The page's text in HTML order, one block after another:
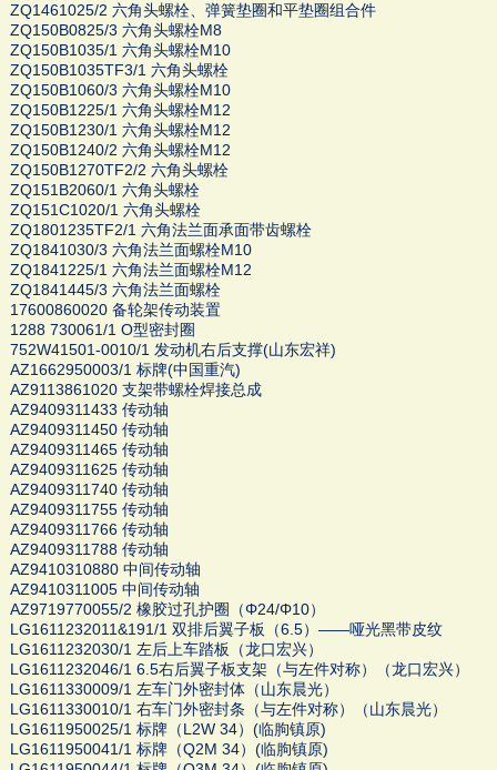
ZQ1461025/2 六角头螺栓、弹簧垫圈和平垫圈组合件
ZQ150B0825/3 六角头螺栓M8
ZQ150B1035/1 六角头螺栓M10
ZQ150B1035TF3/1 六角头螺栓
ZQ150B1060/3 六角头螺栓M10
ZQ150B1225/1 六角头螺栓M12
ZQ150B1230/1 六角头螺栓M12
ZQ150B1240/2 六角头螺栓M12
ZQ150B1270TF2/2 六角头螺栓
ZQ151B2060/1 六角头螺栓
ZQ151C1020/1 六角头螺栓
ZQ1801235TF2/1 六角法兰面承面带齿螺栓
ZQ1841030/3 六角法兰面螺栓M10
ZQ1841225/1 六角法兰面螺栓M12
ZQ1841445/3 六角法兰面螺栓
17600860020 备轮架传动装置
1288 730061/1 O型密封圈
752W41501-0010/1 发动机右后支撑(山东宏祥)
AZ1662950003/1 标牌(中国重汽)
AZ9113861020 支架带螺栓焊接总成
AZ9409311433 传动轴
AZ9409311450 传动轴
AZ9409311465 传动轴
AZ9409311625 传动轴
AZ9409311740 传动轴
AZ9409311755 传动轴
AZ9409311766 传动轴
AZ9409311788 传动轴
AZ9410310880 中间传动轴
AZ9410311005 中间传动轴
AZ9719770055/2 橡胶过孔护圈（Φ24/Φ10）
LG1611232011&191/1 双排后翼子板（6.5）——哑光黑带皮纹
LG1611232030/1 左后上车踏板（龙口宏兴）
LG1611232046/1 6.5右后翼子板支架（与左件对称）（龙口宏兴）
LG1611330009/1 左车门外密封体（山东晨光）
LG1611330010/1 右车门外密封条（与左件对称）（山东晨光）
LG1611950025/1 标牌（L2W 34）(临朐镇原)
LG1611950041/1 标牌（Q2M 34）(临朐镇原)